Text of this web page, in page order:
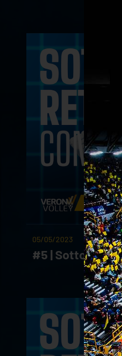
05/05/2023
#5 | Sotto Rete